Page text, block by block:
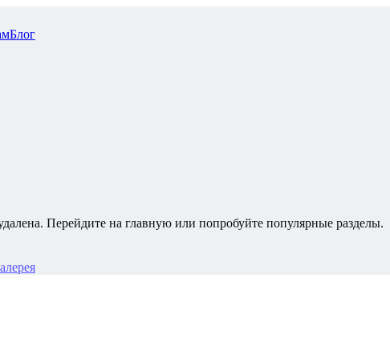
Блог
Перейдите на главную или попробуйте популярные разделы.